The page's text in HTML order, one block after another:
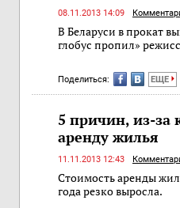
08.11.2013 14:09
В Беларуси в прокат
глобус пропил»
Поделиться: ЕЩЕ
5 причин, из-за
аренду жилья
11.11.2013 12:43
Стоимость аренды
года резко выросла.